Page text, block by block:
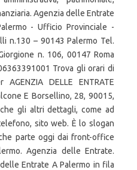
Agenzia delle Entrate
- Ufficio Provinciale -
n.130 – 90143 Palermo Tel.
n. 106, 00147 Roma
Trova gli orari di
DELLE ENTRATE
E Borsellino, 28, 90015,
gli altri dettagli, come ad
sito web. È lo slogan
parte oggi dai front-office
Agenzia delle Entrate.
Entrate A Palermo in fila